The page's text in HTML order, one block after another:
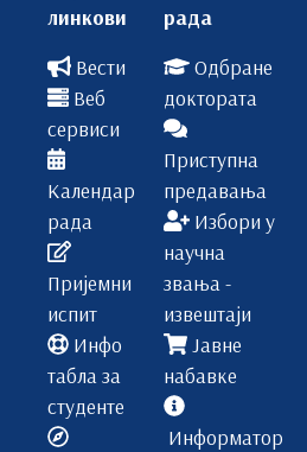
линкови
Вести
Веб
сервиси
Календар
рада
Пријемни
испит
Инфо
табла за
студенте
рада
Одбране
доктората
Приступна
предавања
Избори у
научна
звања -
извештаји
Јавне
набавке
Информатор